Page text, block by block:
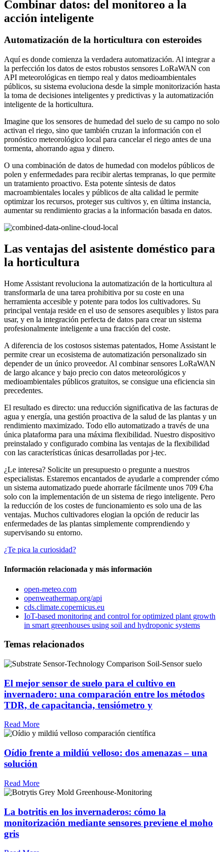
Combinar datos: del monitoreo a la
acción inteligente
Automatización de la horticultura con esteroides
Aquí es donde comienza la verdadera automatización. Al integrar a
la perfección los datos de estos robustos sensores LoRaWAN con
API meteorológicas en tiempo real y datos medioambientales
públicos, su sistema evoluciona desde la simple monitorización hasta
la toma de decisiones inteligentes y predictivas y la automatización
inteligente de la horticultura.
Imagine que los sensores de humedad del suelo de su campo no solo
activan el riego, sino que también cruzan la información con el
pronóstico meteorológico local para cancelar el riego antes de una
tormenta, ahorrando agua y dinero.
O una combinación de datos de humedad con modelos públicos de
polen y enfermedades para recibir alertas tempranas, lo que permite
un tratamiento proactivo. Esta potente síntesis de datos
macroambientales locales y públicos de alta calidad le permite
optimizar los recursos, proteger sus cultivos y, en última instancia,
aumentar su rendimiento gracias a la información basada en datos.
Las ventajas del asistente doméstico para
la horticultura
Home Assistant revoluciona la automatización de la horticultura al
transformarla de una tarea prohibitiva por su coste en una
herramienta accesible y potente para todos los cultivadores. Su
principal ventaja reside en el uso de sensores asequibles y listos para
usar, y en la integración perfecta de datos para crear un sistema
profesionalmente inteligente a una fracción del coste.
A diferencia de los costosos sistemas patentados, Home Assistant le
permite crear un ecosistema de automatización personalizado sin
depender de un único proveedor. Al combinar sensores LoRaWAN
de largo alcance y bajo precio con datos meteorológicos y
medioambientales públicos gratuitos, se consigue una eficiencia sin
precedentes.
El resultado es directo: una reducción significativa de las facturas de
agua y energía, una gestión proactiva de la salud de las plantas y un
rendimiento maximizado. Todo ello automatizado a través de una
única plataforma para una máxima flexibilidad. Nuestro dispositivo
preinstalado y configurado combina las ventajas de la flexibilidad
con las características únicas desarrolladas por j-tec.
¿Le interesa? Solicite un presupuesto o pregunte a nuestros
especialistas. Estaremos encantados de ayudarle a comprender cómo
un sistema automatizado puede ahorrarle fácilmente unos 709 €/ha
solo con la implementación de un sistema de riego inteligente. Pero
la reducción de los costes de funcionamiento es solo una de las
ventajas. Muchos cultivadores elogian la opción de reducir las
enfermedades de las plantas simplemente comprendiendo y
supervisando su entorno.
¿Te pica la curiosidad?
Información relacionada y más información
open-meteo.com
openweathermap.org/api
cds.climate.copernicus.eu
IoT-based monitoring and control for optimized plant growth
in smart greenhouses using soil and hydroponic systems
Temas relacionados
El mejor sensor de suelo para el cultivo en
invernadero: una comparación entre los métodos
TDR, de capacitancia, tensiómetro y
Read More
Oídio frente a mildiú velloso: dos amenazas – una
solución
Read More
La botritis en los invernaderos: cómo la
monitorización mediante sensores previene el moho
gris